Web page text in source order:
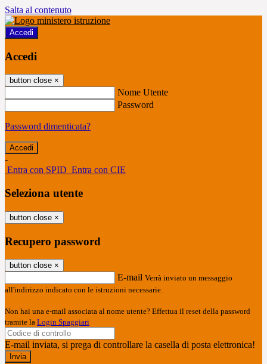
Salta al contenuto
Accedi
Accedi
button close ×
Nome Utente
Password
Password dimenticata?
-
Entra con SPID Entra con CIE
Seleziona utente
button close ×
Recupero password
button close ×
E-mail Verrà inviato un messaggio
all'indirizzo indicato con le istruzioni necessarie.
Non hai una e-mail associata al nome utente? Effettua il reset della password
tramite la Login Spaggiari
E-mail inviata, si prega di controllare la casella di posta elettronica!